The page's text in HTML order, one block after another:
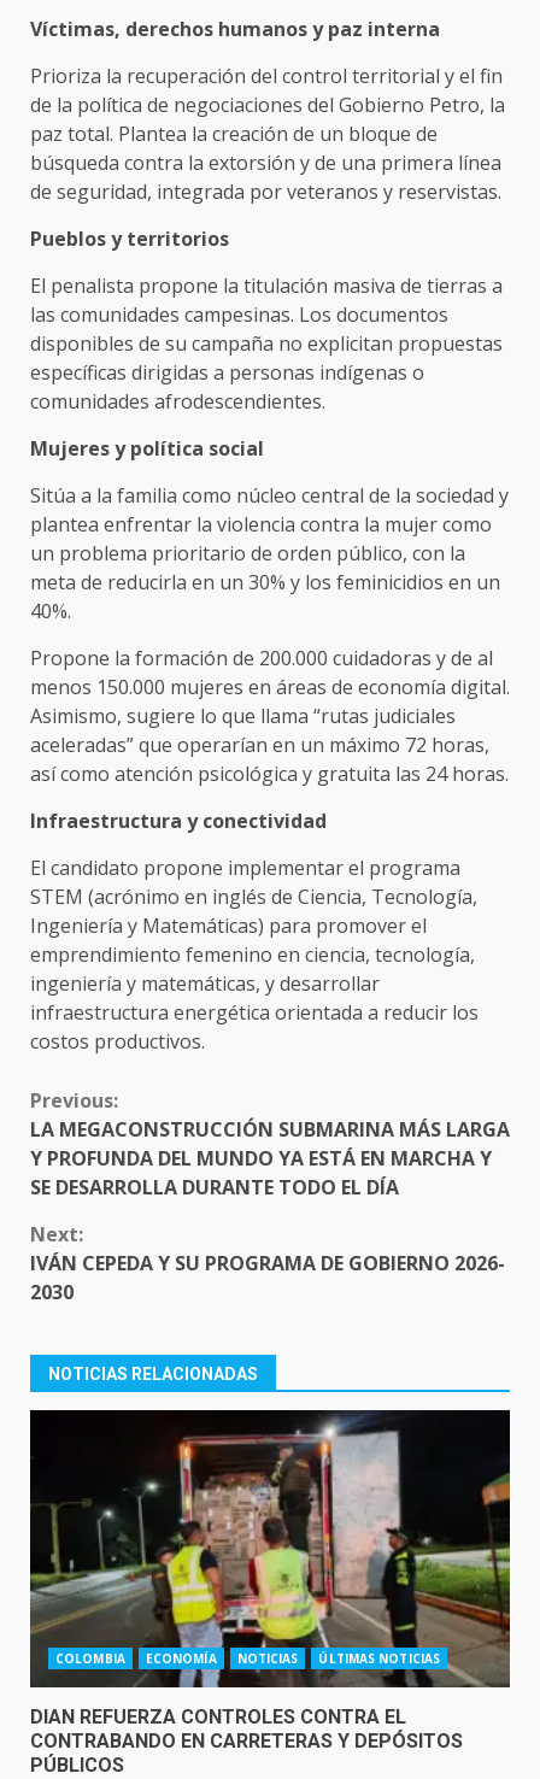
Víctimas, derechos humanos y paz interna
Prioriza la recuperación del control territorial y el fin
de la política de negociaciones del Gobierno Petro, la
paz total. Plantea la creación de un bloque de
búsqueda contra la extorsión y de una primera línea
de seguridad, integrada por veteranos y reservistas.
Pueblos y territorios
El penalista propone la titulación masiva de tierras a
las comunidades campesinas. Los documentos
disponibles de su campaña no explicitan propuestas
específicas dirigidas a personas indígenas o
comunidades afrodescendientes.
Mujeres y política social
Sitúa a la familia como núcleo central de la sociedad y
plantea enfrentar la violencia contra la mujer como
un problema prioritario de orden público, con la
meta de reducirla en un 30% y los feminicidios en un
40%.
Propone la formación de 200.000 cuidadoras y de al
menos 150.000 mujeres en áreas de economía digital.
Asimismo, sugiere lo que llama “rutas judiciales
aceleradas” que operarían en un máximo 72 horas,
así como atención psicológica y gratuita las 24 horas.
Infraestructura y conectividad
El candidato propone implementar el programa
STEM (acrónimo en inglés de Ciencia, Tecnología,
Ingeniería y Matemáticas) para promover el
emprendimiento femenino en ciencia, tecnología,
ingeniería y matemáticas, y desarrollar
infraestructura energética orientada a reducir los
costos productivos.
CONTINUE
READING
Previous:
LA MEGACONSTRUCCIÓN SUBMARINA MÁS LARGA
Y PROFUNDA DEL MUNDO YA ESTÁ EN MARCHA Y
SE DESARROLLA DURANTE TODO EL DÍA
Next:
IVÁN CEPEDA Y SU PROGRAMA DE GOBIERNO 2026-
2030
NOTICIAS RELACIONADAS
COLOMBIA ECONOMÍA NOTICIAS ÚLTIMAS NOTICIAS
DIAN REFUERZA CONTROLES CONTRA EL
CONTRABANDO EN CARRETERAS Y DEPÓSITOS
PÚBLICOS